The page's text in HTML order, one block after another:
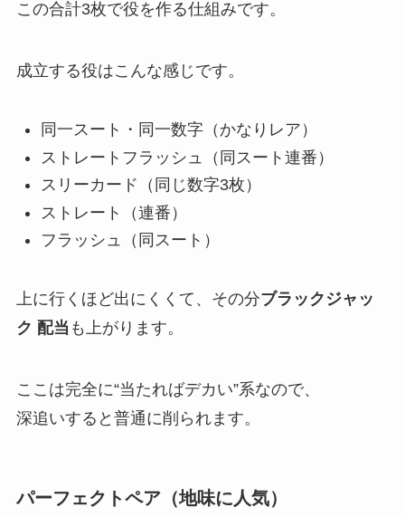
この合計3枚で役を作る仕組みです。
成立する役はこんな感じです。
同一スート・同一数字（かなりレア）
ストレートフラッシュ（同スート連番）
スリーカード（同じ数字3枚）
ストレート（連番）
フラッシュ（同スート）
上に行くほど出にくくて、その分ブラックジャッ
ク 配当 も上がります。
ここは完全に“当たればデカい”系なので、
深追いすると普通に削られます。
パーフェクトペア（地味に人気）